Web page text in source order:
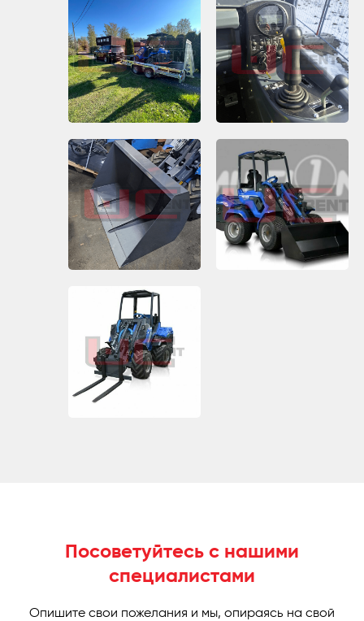
Посоветуйтесь с нашими
специалистами
Опишите свои пожелания и мы, опираясь на свой